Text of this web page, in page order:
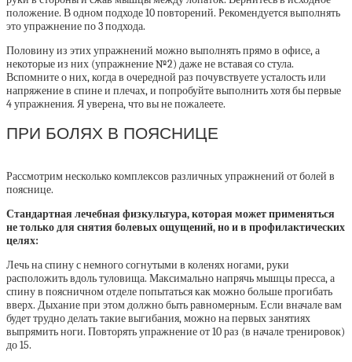
положение. В одном подходе 10 повторений. Рекомендуется выполнять
это упражнение по 3 подхода.
Половину из этих упражнений можно выполнять прямо в офисе, а
некоторые из них (упражнение №2) даже не вставая со стула.
Вспомните о них, когда в очередной раз почувствуете усталость или
напряжение в спине и плечах, и попробуйте выполнить хотя бы первые
4 упражнения. Я уверена, что вы не пожалеете.
ПРИ БОЛЯХ В ПОЯСНИЦЕ
Рассмотрим несколько комплексов различных упражнений от болей в
пояснице.
Стандартная лечебная физкультура, которая может применяться
не только для снятия болевых ощущений, но и в профилактических
целях:
Лечь на спину с немного согнутыми в коленях ногами, руки
расположить вдоль туловища. Максимально напрячь мышцы пресса, а
спину в поясничном отделе попытаться как можно больше прогибать
вверх. Дыхание при этом должно быть равномерным. Если вначале вам
будет трудно делать такие выгибания, можно на первых занятиях
выпрямить ноги. Повторять упражнение от 10 раз (в начале тренировок)
до 15.